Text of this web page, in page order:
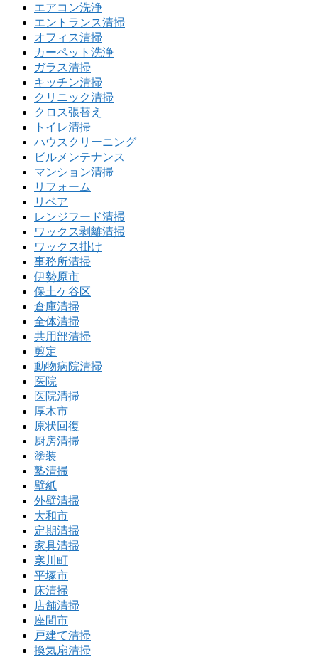
エアコン洗浄
エントランス清掃
オフィス清掃
カーペット洗浄
ガラス清掃
キッチン清掃
クリニック清掃
クロス張替え
トイレ清掃
ハウスクリーニング
ビルメンテナンス
マンション清掃
リフォーム
リペア
レンジフード清掃
ワックス剥離清掃
ワックス掛け
事務所清掃
伊勢原市
保土ケ谷区
倉庫清掃
全体清掃
共用部清掃
剪定
動物病院清掃
医院
医院清掃
厚木市
原状回復
厨房清掃
塗装
塾清掃
壁紙
外壁清掃
大和市
定期清掃
家具清掃
寒川町
平塚市
床清掃
店舗清掃
座間市
戸建て清掃
換気扇清掃